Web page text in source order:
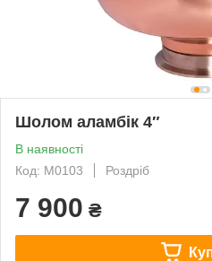
Шолом аламбік 4″
В наявності
Код: M0103
Роздріб
7 900 ₴